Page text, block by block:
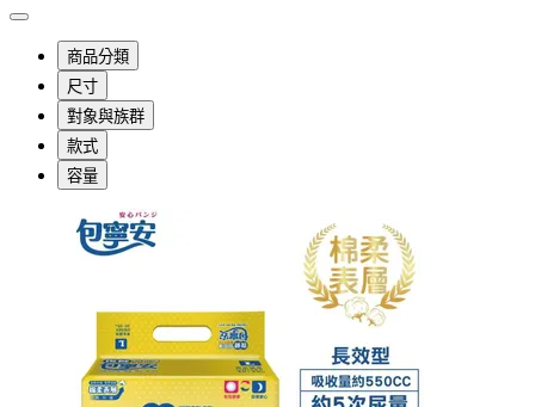
商品分類
尺寸
對象與族群
款式
容量